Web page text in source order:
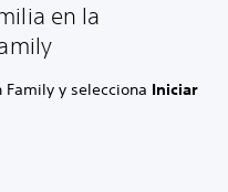
en la
y selecciona Iniciar